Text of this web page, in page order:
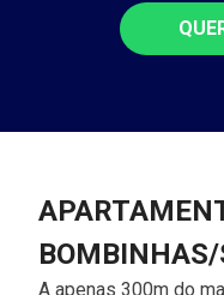
BOMBINHAS/
A apenas 300m do